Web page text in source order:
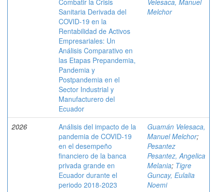
Combatir la Crisis
Sanitaria Derivada del
COVID-19 en la
Rentabilidad de Activos
Empresariales: Un
Análisis Comparativo en
las Etapas Prepandemia,
Pandemia y
Postpandemia en el
Sector Industrial y
Manufacturero del
Ecuador
Velesaca, Manuel
Melchor
2026
Análisis del impacto de la
pandemia de COVID-19
en el desempeño
financiero de la banca
privada grande en
Ecuador durante el
periodo 2018-2023
Guamán Velesaca,
Manuel Melchor;
Pesantez
Pesantez, Angelica
Melania; Tigre
Guncay, Eulalia
Noemi